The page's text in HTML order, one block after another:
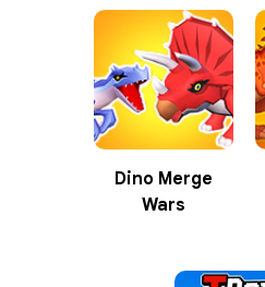
Dino Merge
Wars